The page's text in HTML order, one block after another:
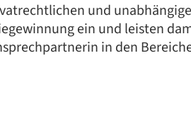
und
ein und leisten
in den